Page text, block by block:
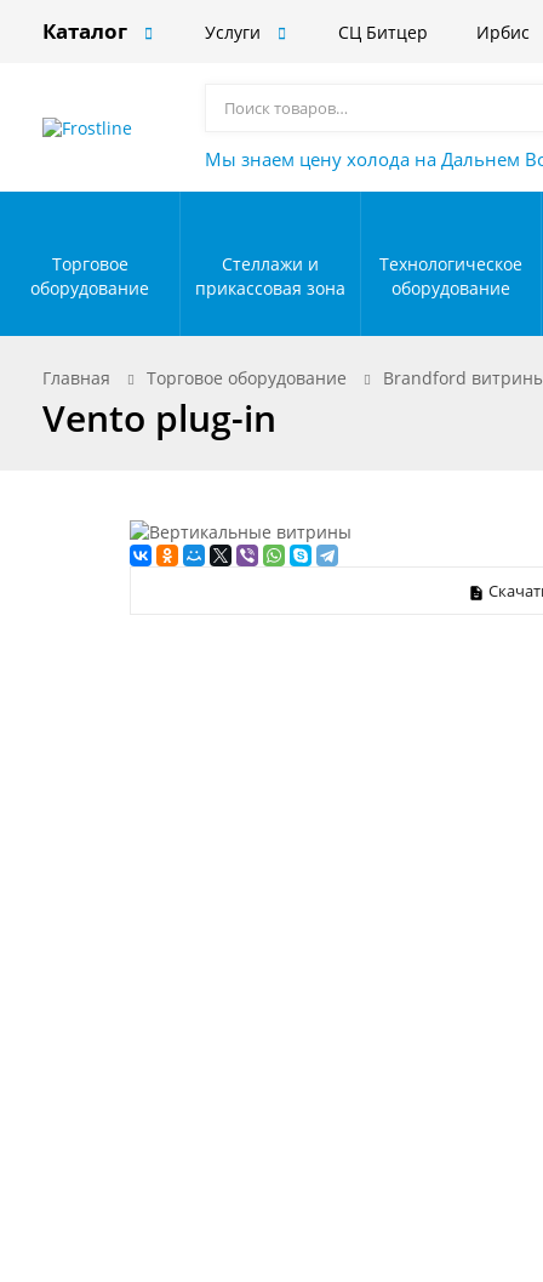
Каталог Услуги СЦ Битцер Ирбис
Мы знаем цену холода на Дальнем
Торговое
оборудование
Стеллажи и
прикассовая зона
Технологическое
оборудование
Главная Торговое оборудование Brandford
Vento plug-in